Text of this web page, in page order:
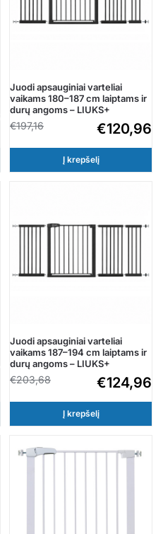
Juodi apsauginiai varteliai
vaikams 180–187 cm laiptams ir
durų angoms – LIUKS+
€197,16 €120,96
Į krepšelį
Juodi apsauginiai varteliai
vaikams 187–194 cm laiptams ir
durų angoms – LIUKS+
€203,68 €124,96
Į krepšelį